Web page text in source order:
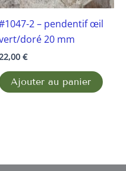
2 – pendentif œil
doré 20 mm
€
Ajouter au panier